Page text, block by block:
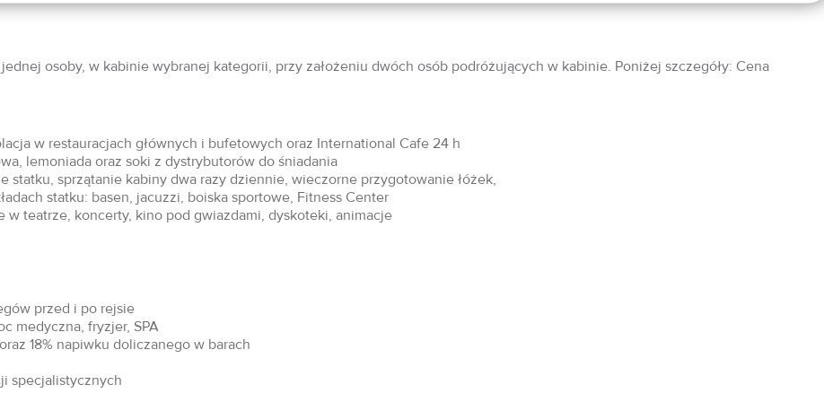
osoby, w kabinie wybranej kategorii, przy założeniu dwóch osób podróżujących w kabinie. Poniżej szczegóły: Cena
w restauracjach głównych i bufetowych oraz International Cafe 24 h
lemoniada oraz soki z dystrybutorów do śniadania
statku, sprzątanie kabiny dwa razy dziennie, wieczorne przygotowanie łóżek,
statku: basen, jacuzzi, boiska sportowe, Fitness Center
w teatrze, koncerty, kino pod gwiazdami, dyskoteki, animacje
przed i po rejsie
medyczna, fryzjer, SPA
18% napiwku doliczanego w barach
specjalistycznych